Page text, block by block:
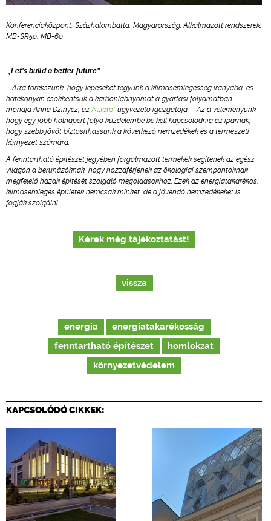
Konferenciaközpont, Százhalombatta, Magyarország. Alkalmazott rendszerek:
MB-SR50, MB-60
„Let’s build a better future”
– Arra törekszünk, hogy lépéseket tegyünk a klímasemlegesség irányába, és
hatékonyan csökkentsük a karbonlábnyomot a gyártási folyamatban –
mondja Anna Dzinycz, az Aluprofügyvezető igazgatója. – Az a véleményünk,
hogy egy jobb holnapért folyó küzdelembe be kell kapcsolódnia az iparnak,
hogy szebb jövőt biztosíthassunk a következő nemzedékek és a természeti
környezet számára.
A fenntartható építészet jegyében forgalmazott termékek segítenek az egész
világon a beruházóknak, hogy hozzáférjenek az ökológiai szempontoknak
megfelelő házak építését szolgáló megoldásokhoz. Ezek az energiatakarékos,
klímasemleges épületek nemcsak minket, de a jövendő nemzedékeket is
fogják szolgálni.
Kérek még tájékoztatást!
vissza
energia
energiatakarékosság
fenntartható építészet
homlokzat
környezetvédelem
KAPCSOLÓDÓ CIKKEK: